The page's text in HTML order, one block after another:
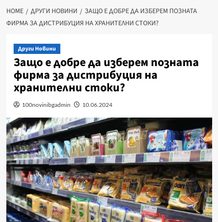
HOME ДРУГИ НОВИНИ
ЗАЩО Е ДОБРЕ ДА ИЗБЕРЕМ ПОЗНАТА
ФИРМА ЗА ДИСТРИБУЦИЯ НА ХРАНИТЕЛНИ СТОКИ?
Други Новини
Защо е добре да изберем позната
фирма за дистрибуция на
хранителни стоки?
100novinibgadmin 10.06.2024